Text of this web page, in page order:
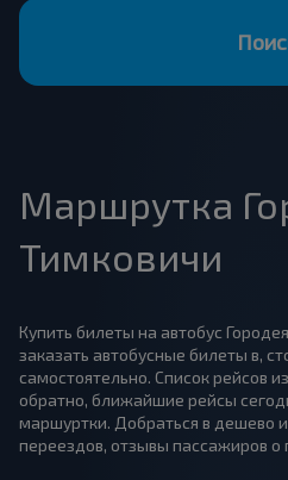
Маршрутка
Тимковичи
Купить билеты на автобус
заказать автобусные билеты в,
самостоятельно. Список рейсов
обратно, ближайшие рейсы
маршуртки. Добраться в дешево
переездов, отзывы пассажиров о